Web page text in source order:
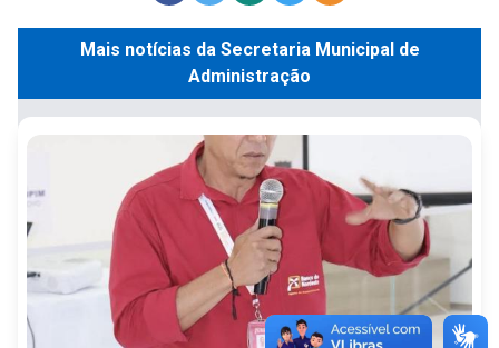
Mais notícias da Secretaria Municipal de
Administração